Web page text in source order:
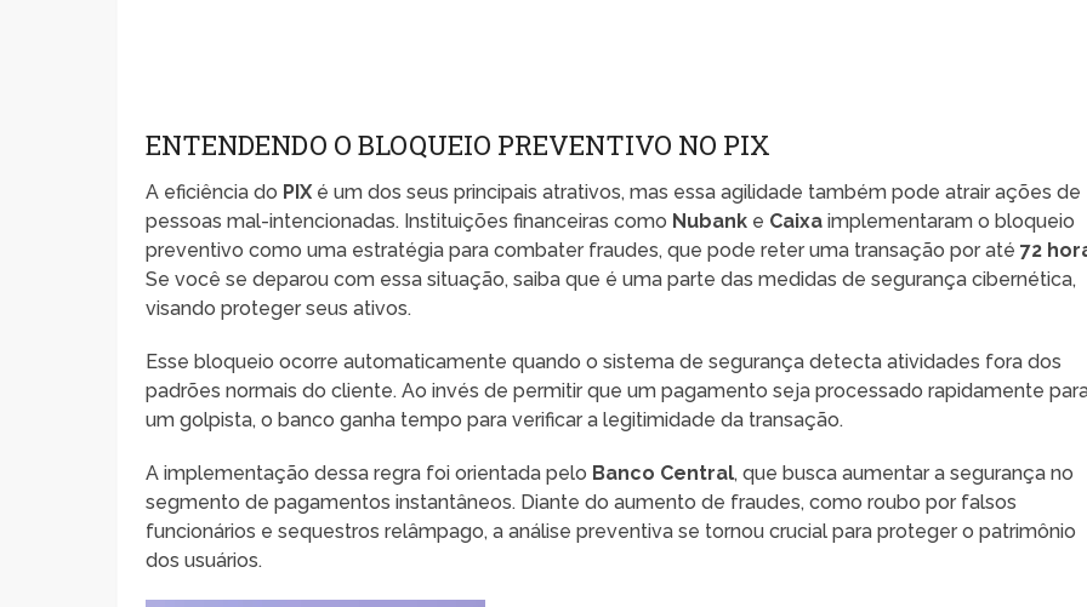
ENTENDENDO O BLOQUEIO PREVENTIVO NO PIX
A eficiência do PIX é um dos seus principais atrativos, mas essa agilidade também pode atrair ações de
pessoas mal-intencionadas. Instituições financeiras como Nubank e Caixa implementaram o bloqueio
preventivo como uma estratégia para combater fraudes, que pode reter uma transação por até72
Se você se deparou com essa situação, saiba que é uma parte das medidas de segurança cibernética,
visando proteger seus ativos.
Esse bloqueio ocorre automaticamente quando o sistema de segurança detecta atividades fora dos
padrões normais do cliente. Ao invés de permitir que um pagamento seja processado rapidamente
um golpista, o banco ganha tempo para verificar a legitimidade da transação.
A implementação dessa regra foi orientada pelo Banco Central, que busca aumentar a segurança no
segmento de pagamentos instantâneos. Diante do aumento de fraudes, como roubo por falsos
funcionários e sequestros relâmpago, a análise preventiva se tornou crucial para proteger o patrimônio
dos usuários.